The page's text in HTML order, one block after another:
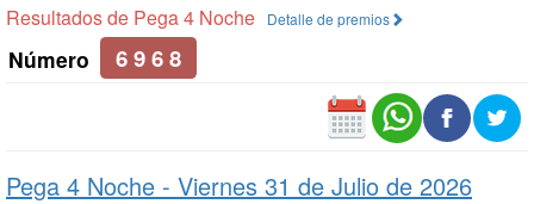
Resultados de Pega 4 Noche Detalle de premios
Número 6 9 6 8
Pega 4 Noche - Viernes 31 de Julio de 2026